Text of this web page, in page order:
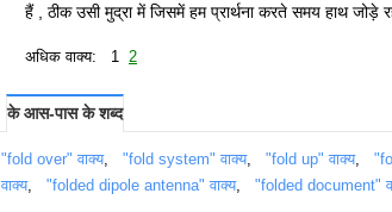
हैं , ठीक उसी मुद्रा में जिसमें हम प्रार्थना करते समय हाथ जोड़े
अधिक वाक्य: 1 2
के आस-पास के शब्द
"fold over" वाक्य, "fold system" वाक्य, "fold up" वाक्य,
वाक्य, "folded dipole antenna" वाक्य, "folded document"